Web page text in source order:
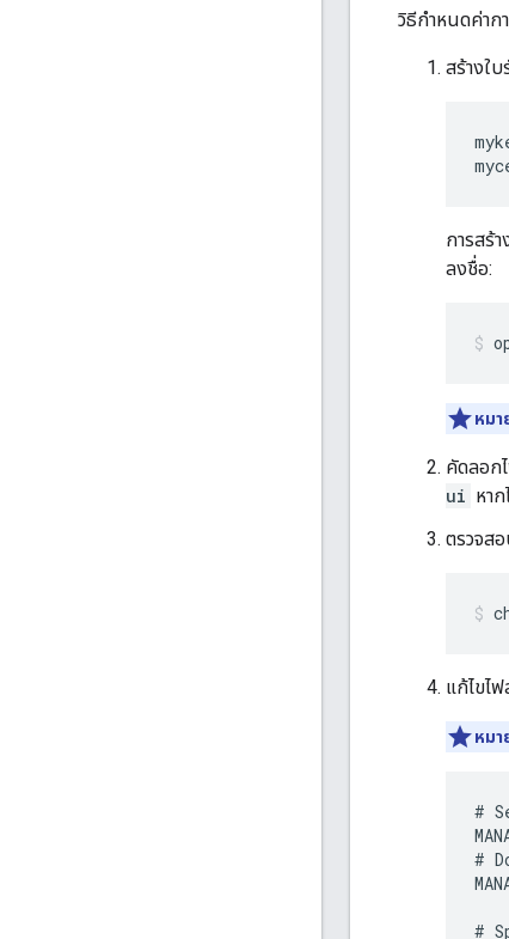
วิธีกำหนดค่าก
สร้างใ
การสร้
ลงชื่อ:
หมา
คัดลอก
ui หา
ตรวจส
แก้ไขไ
หมา
#
#
#